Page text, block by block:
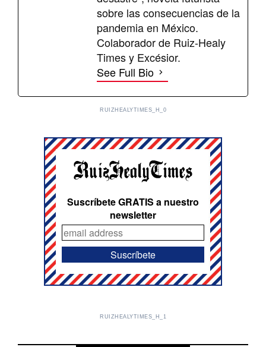
sobre las consecuencias de la
pandemia en México.
Colaborador de Ruiz-Healy
Times y Excésior.
See Full Bio
RUIZHEALYTIMES_H_0
Suscríbete GRATIS a nuestro
newsletter
RUIZHEALYTIMES_H_1